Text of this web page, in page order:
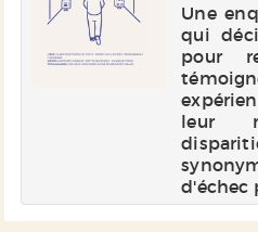
Une
qui
pour
leur
d'échec